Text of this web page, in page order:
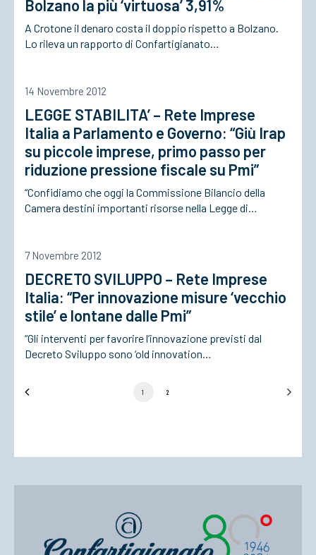
Bolzano la più ‘virtuosa’ 3,91%
A Crotone il denaro costa il doppio rispetto a Bolzano.
Lo rileva un rapporto di Confartigianato…
14 Novembre 2012
LEGGE STABILITA’ – Rete Imprese
Italia a Parlamento e Governo: “Giù Irap
su piccole imprese, primo passo per
riduzione pressione fiscale su Pmi”
“Confidiamo che oggi la Commissione Bilancio della
Camera destini importanti risorse nella Legge di…
7 Novembre 2012
DECRETO SVILUPPO – Rete Imprese
Italia: “Per innovazione misure ‘vecchio
stile’ e lontane dalle Pmi”
“Gli interventi per favorire l’innovazione previsti dal
Decreto Sviluppo sono ‘old innovation…
1 2